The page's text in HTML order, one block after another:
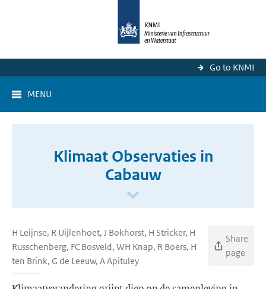
Go to KNMI
MENU
Klimaat Observaties in
Cabauw
H Leijnse, R Uijlenhoet, J Bokhorst, H Stricker, H
Russchenberg, FC Bosveld, WH Knap, R Boers, H
ten Brink, G de Leeuw, A Apituley
Share
page